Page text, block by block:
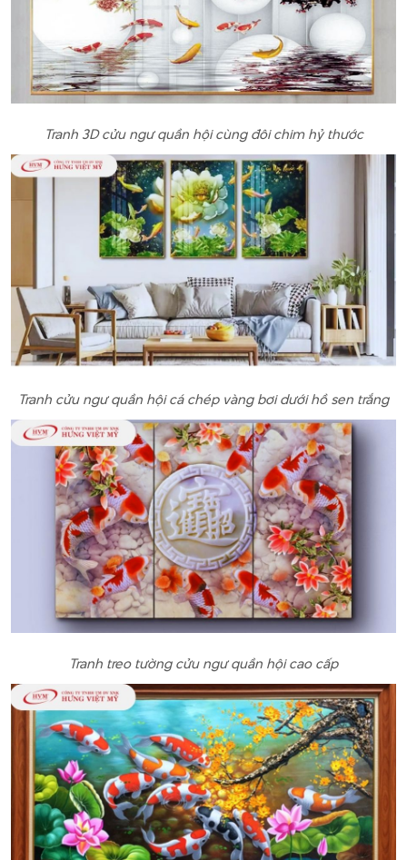
Tranh 3D cửu ngư quần hội cùng đôi chim hỷ thước
Tranh cửu ngư quần hội cá chép vàng bơi dưới hồ sen trắng
Tranh treo tường cửu ngư quần hội cao cấp